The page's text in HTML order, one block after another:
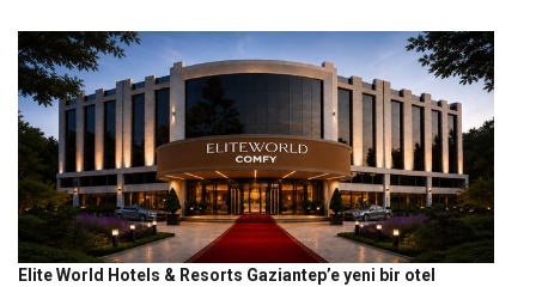
Elite World Hotels & Resorts Gaziantep’e yeni bir otel